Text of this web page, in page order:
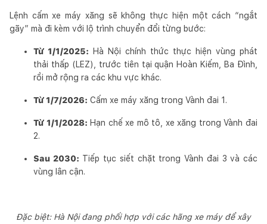
Lệnh cấm xe máy xăng sẽ không thực hiện một cách “ngắt
gãy” mà đi kèm với lộ trình chuyển đổi từng bước:
Từ 1/1/2025: Hà Nội chính thức thực hiện vùng phát
thải thấp (LEZ), trước tiên tại quận Hoàn Kiếm, Ba Đình,
rồi mở rộng ra các khu vực khác.
Từ 1/7/2026: Cấm xe máy xăng trong Vành đai 1.
Từ 1/1/2028: Hạn chế xe mô tô, xe xăng trong Vành đai
2.
Sau 2030: Tiếp tục siết chặt trong Vành đai 3 và các
vùng lân cận.
Đặc biệt: Hà Nội đang phối hợp với các hãng xe máy để xây